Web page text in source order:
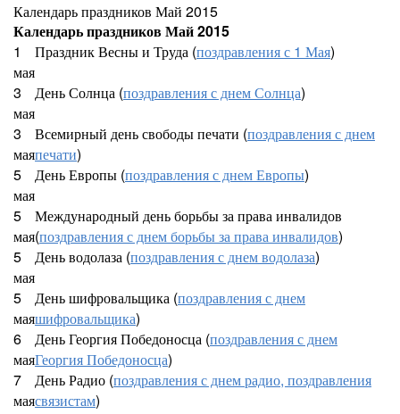
Календарь праздников Май 2015
Календарь праздников Май 2015
1
мая
Праздник Весны и Труда (поздравления с 1 Мая)
3
мая
День Солнца (поздравления с днем Солнца)
3
мая
Всемирный день свободы печати (поздравления с днем
печати)
5
мая
День Европы (поздравления с днем Европы)
5
мая
Международный день борьбы за права инвалидов
(поздравления с днем борьбы за права инвалидов)
5
мая
День водолаза (поздравления с днем водолаза)
5
мая
День шифровальщика (поздравления с днем
шифровальщика)
6
мая
День Георгия Победоносца (поздравления с днем
Георгия Победоносца)
7
мая
День Радио (поздравления с днем радио, поздравления
связистам)